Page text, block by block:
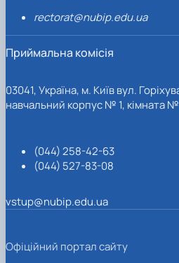
rectorat@nubip.edu.ua
Приймальна комісія
03041, Україна, м. Київ вул.
навчальний корпус № 1, кімната №
(044) 258-42-63
(044) 527-83-08
vstup@nubip.edu.ua
Офіційний портал сайту